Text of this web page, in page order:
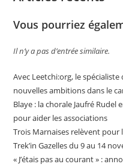
Vous pourriez
Il n’y a pas d’entrée similaire.
Avec Leetchi:org, le
nouvelles ambitions dans le
Blaye : la chorale Jaufré
pour aider les associations
Trois Marnaises relèvent
Trek’in Gazelles du 9 au 14
« J’étais pas au courant » :